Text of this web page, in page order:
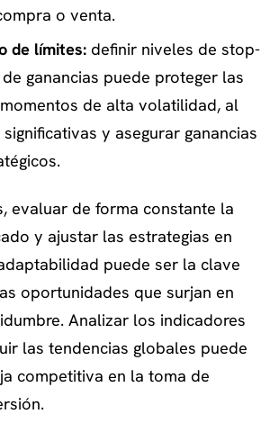
o venta.
de límites:definir niveles de stop-
ganancias puede proteger las
de alta volatilidad, al
y asegurar ganancias
evaluar de forma constante la
y ajustar las estrategias en
puede ser la clave
oportunidades que surjan en
Analizar los indicadores
las tendencias globales puede
competitiva en la toma de